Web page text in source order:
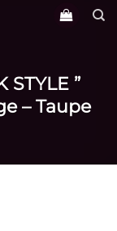
STYLE ”
– Taupe